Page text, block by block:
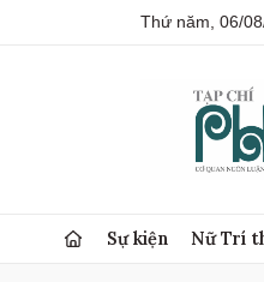
Thứ năm, 06/
Sự kiện Nữ Trí